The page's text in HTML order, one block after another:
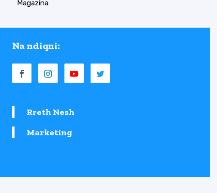
Magazina
Na ndiqni:
Rreth Nesh
Marketing